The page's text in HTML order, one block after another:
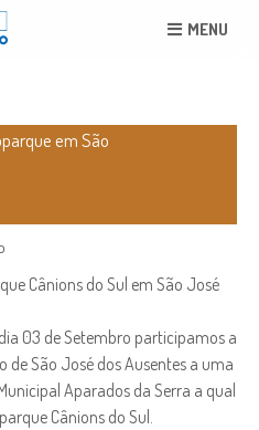
MENU
em São
Cânions do Sul em São José
03 de Setembro participamos a
de São José dos Ausentes a uma
Aparados da Serra a qual
Cânions do Sul.